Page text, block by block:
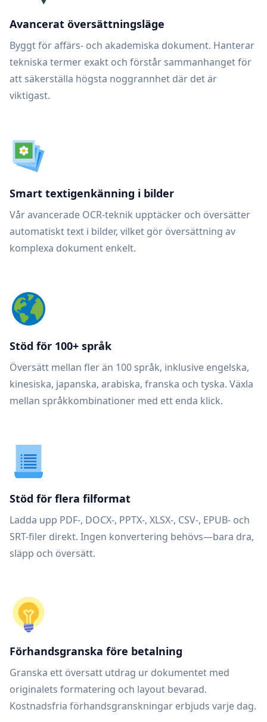
Avancerat översättningsläge
Byggt för affärs- och akademiska dokument. Hanterar
tekniska termer exakt och förstår sammanhanget för
att säkerställa högsta noggrannhet där det är
viktigast.
Smart textigenkänning i bilder
Vår avancerade OCR-teknik upptäcker och översätter
automatiskt text i bilder, vilket gör översättning av
komplexa dokument enkelt.
Stöd för 100+ språk
Översätt mellan fler än 100 språk, inklusive engelska,
kinesiska, japanska, arabiska, franska och tyska. Växla
mellan språkkombinationer med ett enda klick.
Stöd för flera filformat
Ladda upp PDF-, DOCX-, PPTX-, XLSX-, CSV-, EPUB- och
SRT-filer direkt. Ingen konvertering behövs—bara dra,
släpp och översätt.
Förhandsgranska före betalning
Granska ett översatt utdrag ur dokumentet med
originalets formatering och layout bevarad.
Kostnadsfria förhandsgranskningar erbjuds varje dag.